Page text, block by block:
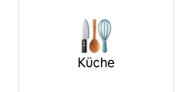
Küche